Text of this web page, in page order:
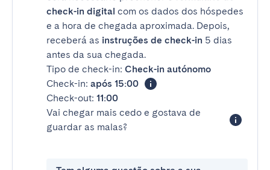
check-in digital com os dados dos hóspedes
e a hora de chegada aproximada. Depois,
receberá as instruções de check-in 5 dias
antes da sua chegada.
Tipo de check-in: Check-in autónomo
Check-in: após 15:00
Check-out: 11:00
Vai chegar mais cedo e gostava de
guardar as malas?